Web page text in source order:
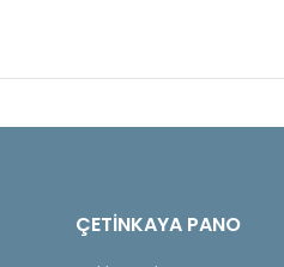
ÇETINKAYA PANO